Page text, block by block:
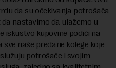
da su očekivanja potrošača
nastavimo da ulažemo u
iskustvo kupovine podići na
sve naše predane kolege koje
potrošače i svojim